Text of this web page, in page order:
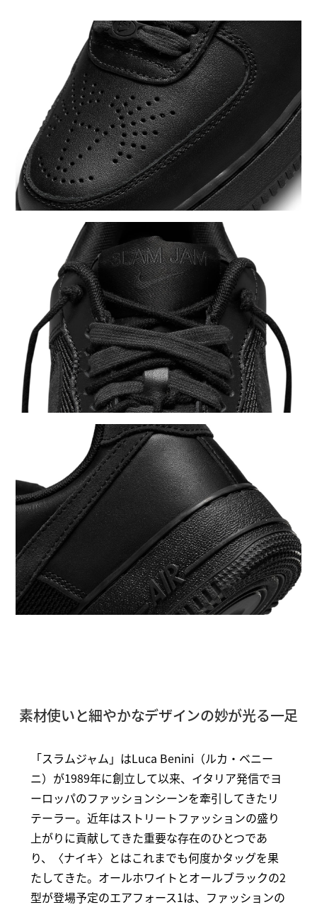
素材使いと細やかなデザインの妙が光る一足
「スラムジャム」はLuca Benini（ルカ・ベニー
ニ）が1989年に創立して以来、イタリア発信でヨ
ーロッパのファッションシーンを牽引してきたリ
テーラー。近年はストリートファッションの盛り
上がりに貢献してきた重要な存在のひとつであ
り、〈ナイキ〉とはこれまでも何度かタッグを果
たしてきた。オールホワイトとオールブラックの2
型が登場予定のエアフォース1は、ファッションの